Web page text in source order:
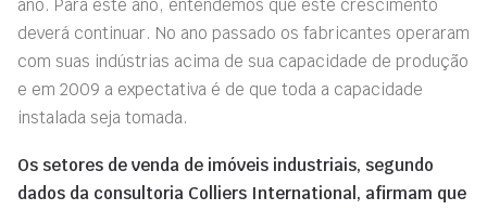
ano. Para este ano, entendemos que este crescimento
deverá continuar. No ano passado os fabricantes operaram
com suas indústrias acima de sua capacidade de produção
e em 2009 a expectativa é de que toda a capacidade
instalada seja tomada.
Os setores de venda de imóveis industriais, segundo
dados da consultoria Colliers International, afirmam que